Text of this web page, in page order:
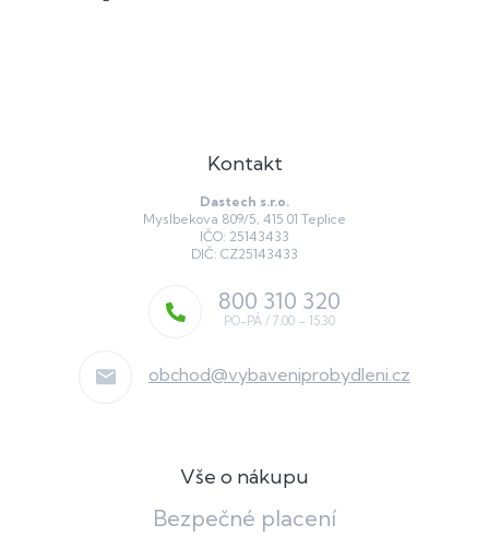
Kontakt
Dastech s.r.o.
Myslbekova 809/5, 415 01 Teplice
IČO: 25143433
DIČ: CZ25143433
obchod@vybaveniprobydleni.cz
800 310 320
Vše o nákupu
Bezpečné placení